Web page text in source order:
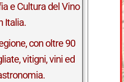
e Cultura del Vino
Italia.
con oltre 90
vitigni, vini ed